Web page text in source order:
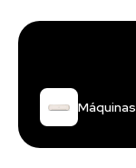
Máquinas